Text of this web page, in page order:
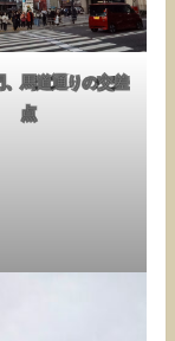
、馬道通りの交差
点